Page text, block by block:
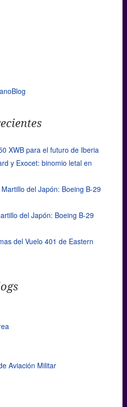
XWB para el futuro de Iberia
y Exocet: binomio letal en
Martillo del Japón: Boeing B-29
del Japón: Boeing B-29
del Vuelo 401 de Eastern
Aviación Militar